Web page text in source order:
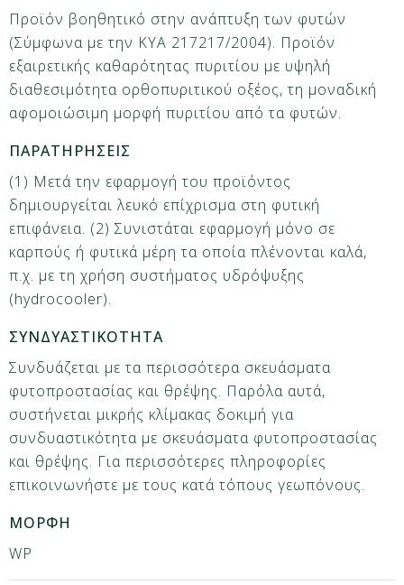
Προϊόν βοηθητικό στην ανάπτυξη των φυτών
(Σύμφωνα με την ΚΥΑ 217217/2004). Προϊόν
εξαιρετικής καθαρότητας πυριτίου με υψηλή
διαθεσιμότητα ορθοπυριτικού οξέος, τη μοναδική
αφομοιώσιμη μορφή πυριτίου από τα φυτών.
ΠΑΡΑΤΗΡΗΣΕΙΣ
(1) Μετά την εφαρμογή του προϊόντος
δημιουργείται λευκό επίχρισμα στη φυτική
επιφάνεια. (2) Συνιστάται εφαρμογή μόνο σε
καρπούς ή φυτικά μέρη τα οποία πλένονται καλά,
π.χ. με τη χρήση συστήματος υδρόψυξης
(hydrocooler).
ΣΥΝΔΥΑΣΤΙΚΟΤΗΤΑ
Συνδυάζεται με τα περισσότερα σκευάσματα
φυτοπροστασίας και θρέψης. Παρόλα αυτά,
συστήνεται μικρής κλίμακας δοκιμή για
συνδυαστικότητα με σκευάσματα φυτοπροστασίας
και θρέψης. Για περισσότερες πληροφορίες
επικοινωνήστε με τους κατά τόπους γεωπόνους.
ΜΟΡΦΗ
WP